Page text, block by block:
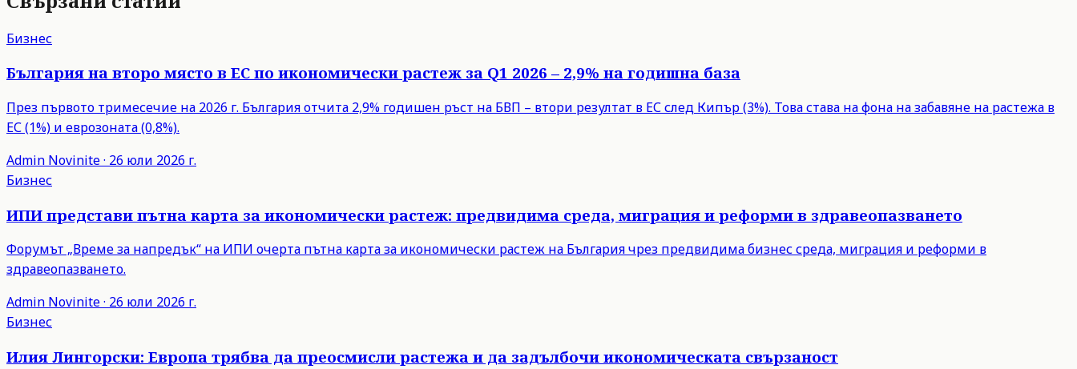
Бизнес
България на второ място в ЕС по икономически растеж за Q1 2026 – 2,9% на годишна база
През първото тримесечие на 2026 г. България отчита 2,9% годишен ръст на БВП – втори резултат в ЕС след Кипър (3%). Това става на фона на забавяне на растежа в
ЕС (1%) и еврозоната (0,8%).
Admin Novinite· 26 юли 2026 г.
Бизнес
ИПИ представи пътна карта за икономически растеж: предвидима среда, миграция и реформи в здравеопазването
Форумът „Време за напредък“ на ИПИ очерта пътна карта за икономически растеж на България чрез предвидима бизнес среда, миграция и реформи в
здравеопазването.
Admin Novinite· 26 юли 2026 г.
Бизнес
Илия Лингорски: Европа трябва да преосмисли растежа и да задълбочи икономическата свързаност